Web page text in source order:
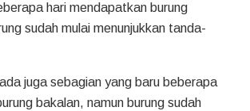
hari mendapatkan burung
sudah mulai menunjukkan tanda-
juga sebagian yang baru beberapa
bakalan, namun burung sudah